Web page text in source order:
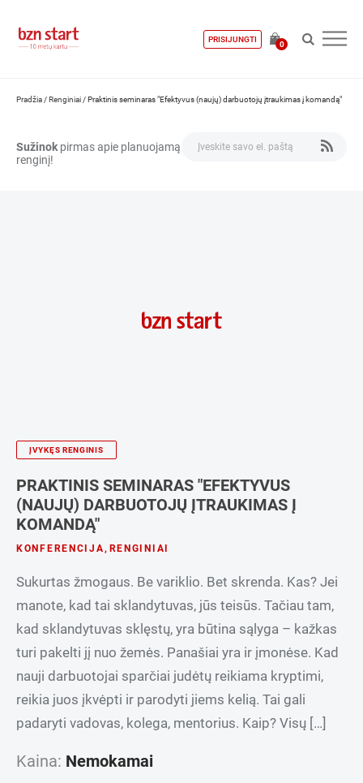
PRISIJUNGTI
0
Pradžia /Renginiai /Praktinis seminaras "Efektyvus (naujų) darbuotojų įtraukimas į komandą"
Sužinok pirmas apie planuojamą
renginį!
ĮVYKĘS RENGINIS
PRAKTINIS SEMINARAS "EFEKTYVUS
(NAUJŲ) DARBUOTOJŲ ĮTRAUKIMAS Į
KOMANDĄ"
KONFERENCIJA, RENGINIAI
Sukurtas žmogaus. Be variklio. Bet skrenda. Kas? Jei
manote, kad tai sklandytuvas, jūs teisūs. Tačiau tam,
kad sklandytuvas sklęstų, yra būtina sąlyga – kažkas
turi pakelti jį nuo žemės. Panašiai yra ir įmonėse. Kad
nauji darbuotojai sparčiai judėtų reikiama kryptimi,
reikia juos įkvėpti ir parodyti jiems kelią. Tai gali
padaryti vadovas, kolega, mentorius. Kaip? Visų […]
Kaina: Nemokamai